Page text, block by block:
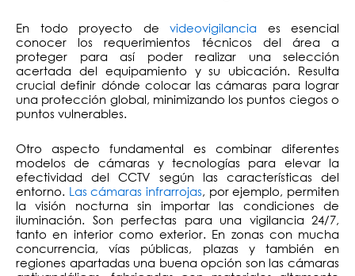
En todo proyecto de videovigilancia es esencial
conocer los requerimientos técnicos del área a
proteger para así poder realizar una selección
acertada del equipamiento y su ubicación. Resulta
crucial definir dónde colocar las cámaras para lograr
una protección global, minimizando los puntos ciegos o
puntos vulnerables.
Otro aspecto fundamental es combinar diferentes
modelos de cámaras y tecnologías para elevar la
efectividad del CCTV según las características del
entorno. Las cámaras infrarrojas, por ejemplo, permiten
la visión nocturna sin importar las condiciones de
iluminación. Son perfectas para una vigilancia 24/7,
tanto en interior como exterior. En zonas con mucha
concurrencia, vías públicas, plazas y también en
regiones apartadas una buena opción son las cámaras